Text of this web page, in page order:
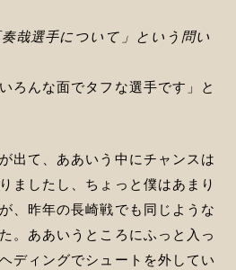
哉選手について」という問い
ろんな面でタフな選手です」と
出て、ああいう中にチャンスは
ましたし、ちょっと僕はあまり
、昨年の長崎戦でも同じような
。ああいうところにふっと入っ
ディングでシュートを外してい